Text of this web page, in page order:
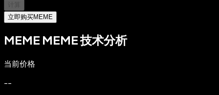
计算
立即购买MEME
MEME MEME 技术分析
当前价格
--